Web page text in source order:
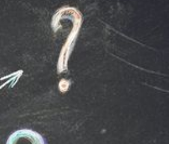
/ berulang
GoPay